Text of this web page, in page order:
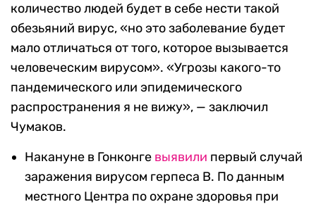
количество людей будет в себе нести такой
обезьяний вирус, «но это заболевание будет
мало отличаться от того, которое вызывается
человеческим вирусом». «Угрозы какого-то
пандемического или эпидемического
распространения я не вижу», — заключил
Чумаков.
Накануне в Гонконге выявили первый случай
заражения вирусом герпеса B. По данным
местного Центра по охране здоровья при